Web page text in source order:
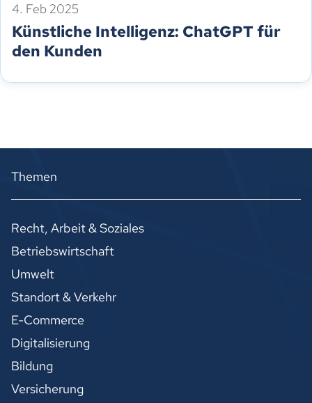
4. Feb 2025
Künstliche Intelligenz: ChatGPT für
den Kunden
Themen
Recht, Arbeit & Soziales
Betriebswirtschaft
Umwelt
Standort & Verkehr
E-Commerce
Digitalisierung
Bildung
Versicherung